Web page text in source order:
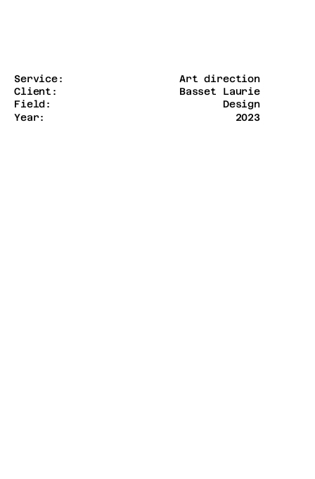
Service:
Art direction
Client:
Basset Laurie
Field:
Design
Year:
2023